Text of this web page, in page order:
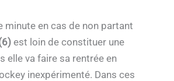
minute en cas de non partant
est loin de constituer une
elle va faire sa rentrée en
inexpérimenté. Dans ces